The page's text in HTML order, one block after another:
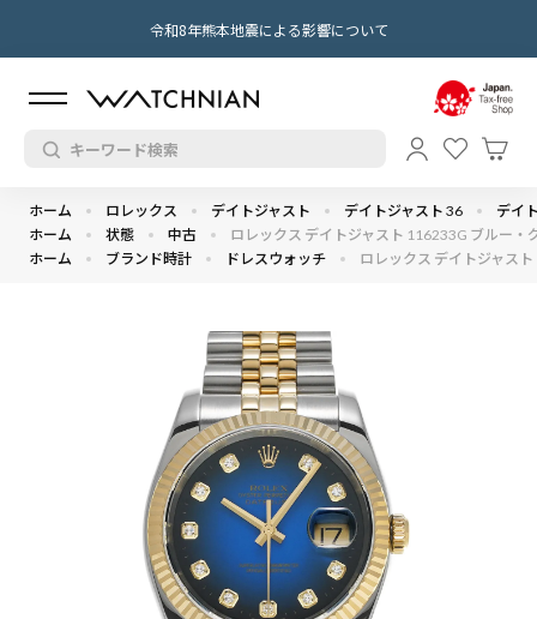
令和8年熊本地震による影響について
ホーム ロレックス デイトジャスト デイトジャスト 36
デイ
ホーム
状態 中古
ロレックス デイトジャスト 116233G ブルー
ホーム
ブランド時計 ドレスウォッチ ロレックス デイトジャス